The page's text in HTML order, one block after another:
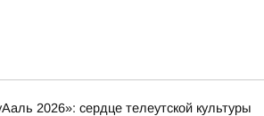
2026»: сердце телеутской культуры